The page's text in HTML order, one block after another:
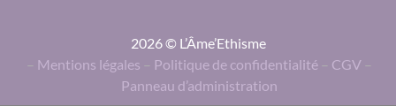
2026 © L’Âme’Ethisme
– Mentions légales – Politique de confidentialité – CGV –
Panneau d’administration